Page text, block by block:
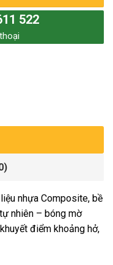
522
nhựa Composite, bề
nhiên – bóng mờ
điểm khoảng hở,